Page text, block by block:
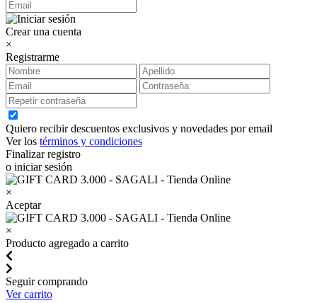
Crear una cuenta
×
Registrarme
Quiero recibir descuentos exclusivos y novedades por email
Ver los términos y condiciones
Finalizar registro
o iniciar sesión
×
Aceptar
×
Producto agregado a carrito
Seguir comprando
Ver carrito